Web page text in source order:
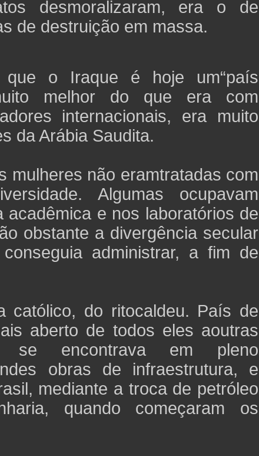
desmoralizaram, era o de
de destruição em massa.
que o Iraque é hoje um“país
melhor do que era com
internacionais, era muito
da Arábia Saudita.
mulheres não eramtratadas com
Algumas ocupavam
e nos laboratórios de
obstante a divergência secular
administrar, a fim de
católico, do ritocaldeu. País de
aberto de todos eles aoutras
encontrava em pleno
obras de infraestrutura, e
mediante a troca de petróleo
quando começaram os